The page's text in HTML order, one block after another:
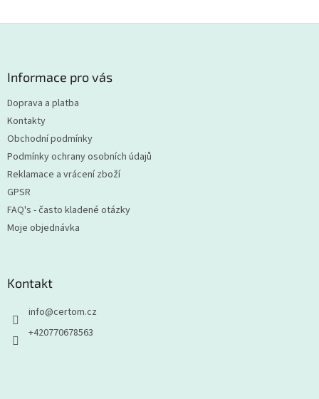
s
Informace pro vás
Doprava a platba
Kontakty
Obchodní podmínky
Podmínky ochrany osobních údajů
Reklamace a vrácení zboží
GPSR
FAQ's - často kladené otázky
Moje objednávka
Kontakt
info@certom.cz
+420770678563